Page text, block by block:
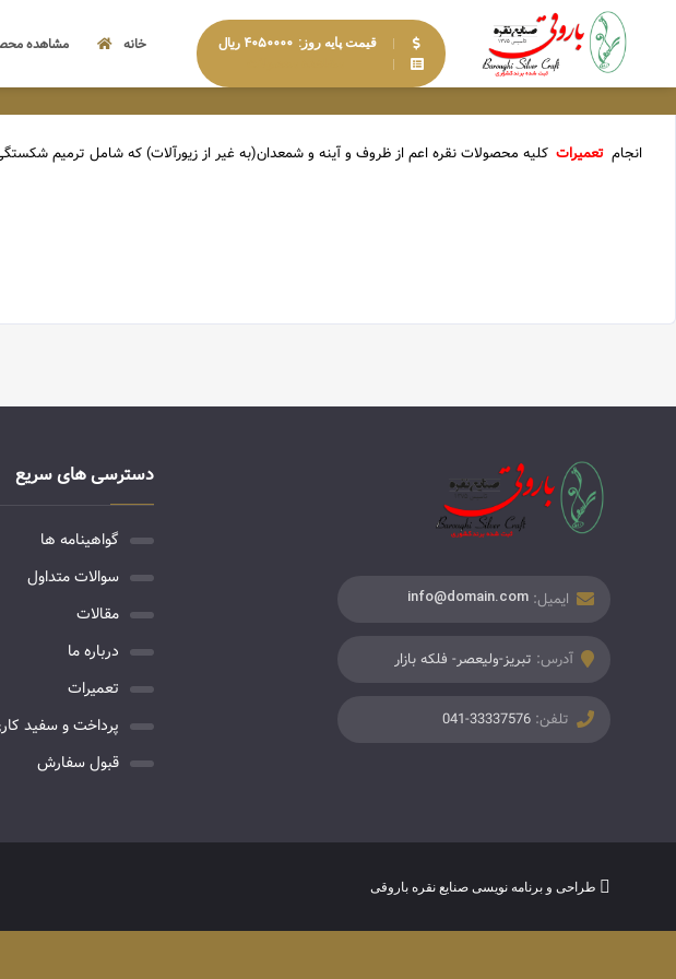
قیمت پایه روز: ۴۰۵۰۰۰۰ ریال
خانه مشاهده
انجام تعمیرات کلیه محصولات نقره اعم از ظروف و آینه و شمعدان(به غیر از زیورآلات) که شامل ترمیم
ایمیل: info@domain.com
آدرس: تبریز-ولیعصر- فلکه بازار
تلفن: 041-33337576
دسترسی های سریع
گواهینامه ها
سوالات متداول
مقالات
درباره ما
تعمیرات
پرداخت و سفید
قبول سفارش
طراحی و برنامه نویسی صنایع نقره باروقی